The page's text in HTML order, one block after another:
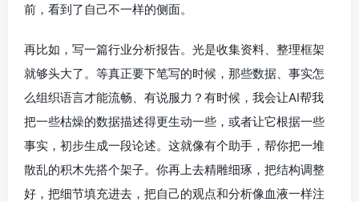
前，看到了自己不一样的侧面。
再比如，写一篇行业分析报告。光是收集资料、整理框架
就够头大了。等真正要下笔写的时候，那些数据、事实怎
么组织语言才能流畅、有说服力？有时候，我会让AI帮我
把一些枯燥的数据描述得更生动一些，或者让它根据一些
事实，初步生成一段论述。这就像有个助手，帮你把一堆
散乱的积木先搭个架子。你再上去精雕细琢，把结构调整
好，把细节填充进去，把自己的观点和分析像血液一样注